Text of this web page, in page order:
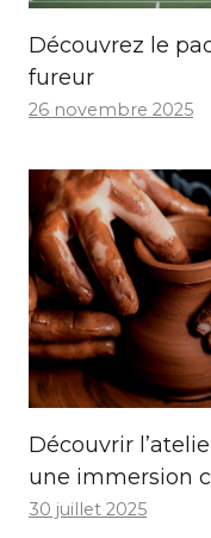
Découvrez le
fureur
26 novembre 2025
Découvrir
une immersion
30 juillet 2025